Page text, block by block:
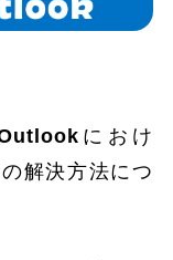
におけ
解決方法につ